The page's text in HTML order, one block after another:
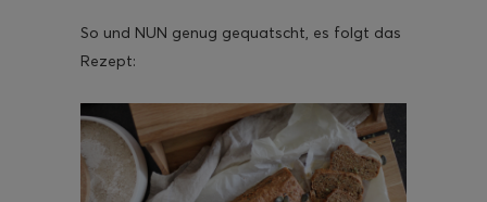
So und NUN genug gequatscht, es folgt das
Rezept: